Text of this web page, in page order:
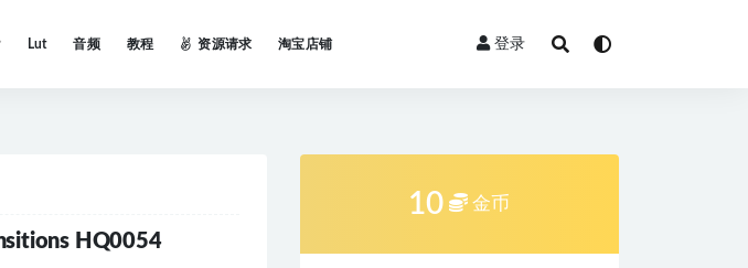
Lut 音频 教程 资源请求 淘宝店铺 登录
HQ0054
10 金币